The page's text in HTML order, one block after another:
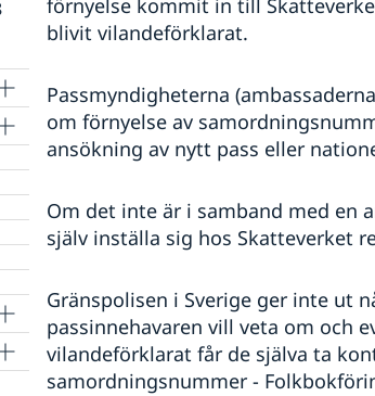
förnyelse kommit in till
blivit vilandeförklarat.
Passmyndigheterna
om förnyelse av
ansökning av nytt pass eller
Om det inte är i samband med en
själv inställa sig hos Skatteverket
Gränspolisen i Sverige ger inte ut
passinnehavaren vill veta om och
vilandeförklarat får de själva ta
samordningsnummer -